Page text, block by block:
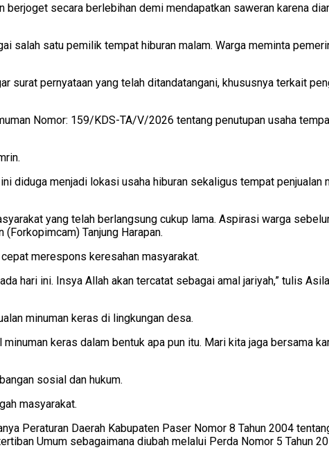
berjoget secara berlebihan demi mendapatkan saweran karena
salah satu pemilik tempat hiburan malam. Warga meminta
surat pernyataan yang telah ditandatangani, khususnya terkait
Nomor: 159/KDS-TA/V/2026 tentang penutupan usaha
diduga menjadi lokasi usaha hiburan sekaligus tempat penjualan
yang telah berlangsung cukup lama. Aspirasi warga
Tanjung Harapan.
merespons keresahan masyarakat.
hari ini. Insya Allah akan tercatat sebagai amal jariyah,” tulis
minuman keras di lingkungan desa.
keras dalam bentuk apa pun itu. Mari kita jaga bersama
sosial dan hukum.
masyarakat.
Peraturan Daerah Kabupaten Paser Nomor 8 Tahun 2004
Umum sebagaimana diubah melalui Perda Nomor 5 Tahun